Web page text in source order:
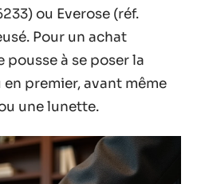
ou Everose (réf.
Pour un achat
pousse à se poser la
premier, avant même
une lunette.